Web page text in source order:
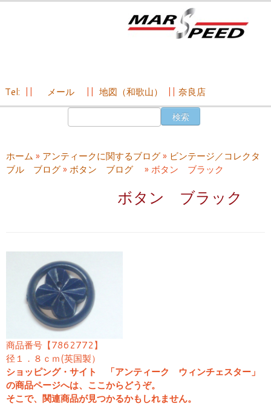
ン
ツ
Tel: メール 地図（和歌山） 奈良店
ホーム » アンティークに関するブログ» ビンテージ／コレクタ
ブル ブログ» ボタン ブログ » ボタン ブラック
ボタン ブラック
商品番号【7862772】
径１．８ｃｍ(英国製）
ショッピング・サイト 「アンティーク ウィンチェスター」
の商品ページへは、ここからどうぞ。
そこで、関連商品が見つかるかもしれません。